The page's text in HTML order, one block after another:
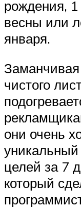
рождения,
весны или
января.
чистого
они очень
уникальный
целей за 7
который